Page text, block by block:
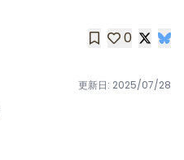
0
更新日: 2025/07/28